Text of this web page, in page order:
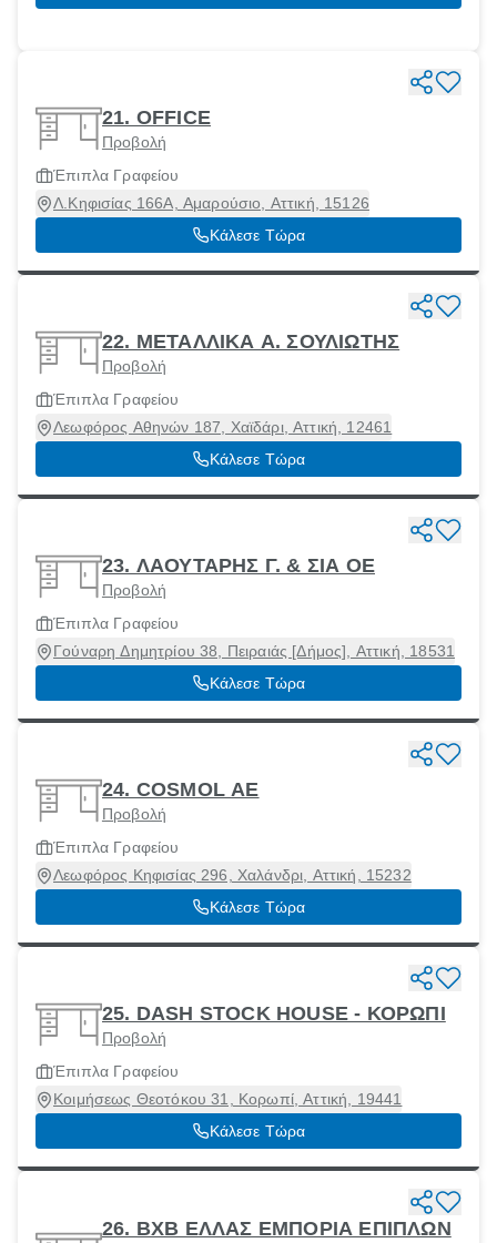
21. OFFICE
Προβολή
Έπιπλα Γραφείου
Λ.Κηφισίας 166Α, Αμαρούσιο, Αττική, 15126
Κάλεσε Τώρα
22. ΜΕΤΑΛΛΙΚΑ Α. ΣΟΥΛΙΩΤΗΣ
Προβολή
Έπιπλα Γραφείου
Λεωφόρος Αθηνών 187, Χαϊδάρι, Αττική, 12461
Κάλεσε Τώρα
23. ΛΑΟΥΤΑΡΗΣ Γ. & ΣΙΑ ΟΕ
Προβολή
Έπιπλα Γραφείου
Γούναρη Δημητρίου 38, Πειραιάς [Δήμος], Αττική, 18531
Κάλεσε Τώρα
24. COSMOL ΑΕ
Προβολή
Έπιπλα Γραφείου
Λεωφόρος Κηφισίας 296, Χαλάνδρι, Αττική, 15232
Κάλεσε Τώρα
25. DASH STOCK HOUSE - ΚΟΡΩΠΙ
Προβολή
Έπιπλα Γραφείου
Κοιμήσεως Θεοτόκου 31, Κορωπί, Αττική, 19441
Κάλεσε Τώρα
26. ΒΧΒ ΕΛΛΑΣ ΕΜΠΟΡΙΑ ΕΠΙΠΛΩΝ